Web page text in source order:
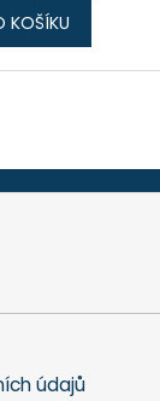
KOŠÍKU
údajů